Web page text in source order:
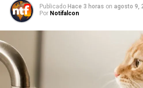
Publicado Hace 3 horas on agosto 9,
Por Notifalcon